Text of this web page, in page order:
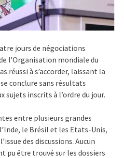
jours de négociations
l’Organisation mondiale du
réussi à s’accorder, laissant la
conclure sans résultats
sujets inscrits à l’ordre du jour.
entre plusieurs grandes
le Brésil et les Etats-Unis,
des discussions. Aucun
pu être trouvé sur les dossiers